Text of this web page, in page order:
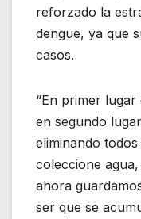
reforzado la
dengue, ya que
casos.
“En primer
en segundo
eliminando
coleccione
ahora
ser que se